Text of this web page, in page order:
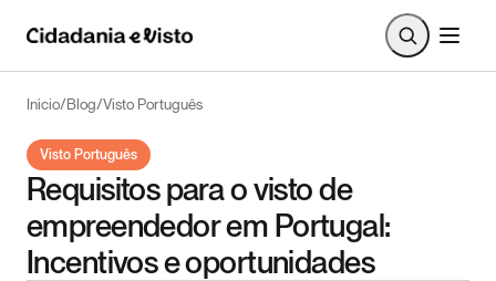
Início/Blog/Visto Português
Visto Português
Requisitos para o visto de
empreendedor em Portugal:
Incentivos e oportunidades